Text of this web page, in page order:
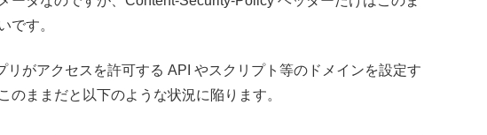
です。
がアクセスを許可する API やスクリプト等のドメインを設定す
のままだと以下のような状況に陥ります。